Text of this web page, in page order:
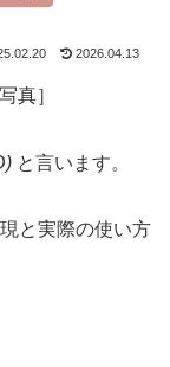
2026.04.13
真］
と言います。
と実際の使い方